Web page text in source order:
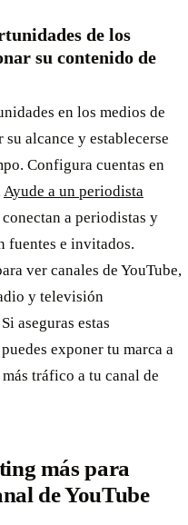
de los
su contenido de
en los medios de
alcance y establecerse
Configura cuentas en
Ayude a un periodista
conectan a periodistas y
fuentes e invitados.
ver canales de YouTube,
y televisión
aseguras estas
exponer tu marca a
tráfico a tu canal de
más para
de YouTube